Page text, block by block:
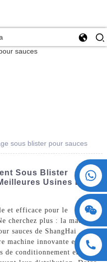
sous blister pour sauces
Sous Blister
Usines Et
et efficace pour le
cherchez plus : la machine
sauces de ShangHai
machine innovante est
de conditionnement et